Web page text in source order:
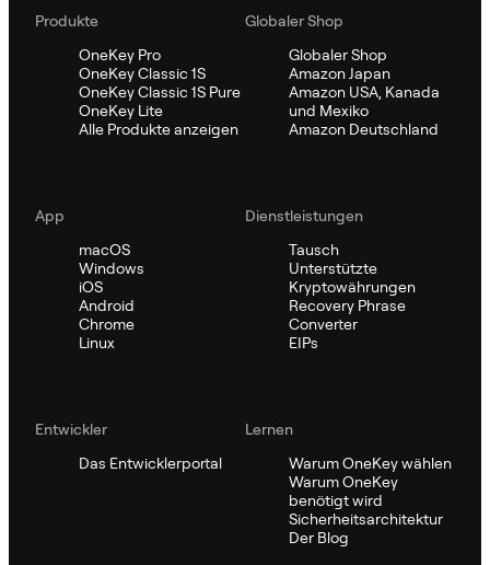
Produkte
OneKey Pro
OneKey Classic 1S
OneKey Classic 1S Pure
OneKey Lite
Alle Produkte anzeigen
Globaler Shop
Globaler Shop
Amazon Japan
Amazon USA, Kanada
und Mexiko
Amazon Deutschland
App
macOS
Windows
iOS
Android
Chrome
Linux
Dienstleistungen
Tausch
Unterstützte
Kryptowährungen
Recovery Phrase
Converter
EIPs
Entwickler
Das Entwicklerportal
Lernen
Warum OneKey wählen
Warum OneKey
benötigt wird
Sicherheitsarchitektur
Der Blog